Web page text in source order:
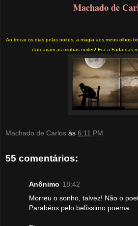
Machado de
Ao trocar os dias pelas noites, a magia aos meus olhos
clareavam as minhas noites! Era a Fada das
Machado de Carlos às 6:11 PM
55 comentários:
Anônimo 18:42
Morreu o sonho, talvez! Não o
Parabéns pelo belíssimo poema.